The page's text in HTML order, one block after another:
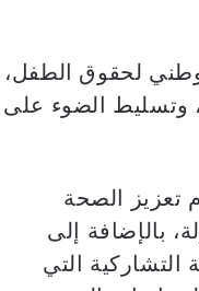
لحقوق الطفل،
وتسليط الضوء على
تعزيز الصحة
بالإضافة إلى
التشاركية التي